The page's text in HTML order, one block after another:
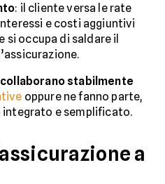
: il cliente versa le rate
e costi aggiuntivi
si occupa di saldare il
collaborano stabilmente
oppure ne fanno parte,
e semplificato.
a